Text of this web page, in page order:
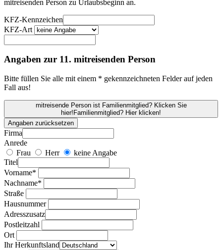
mitreisenden Person zu Urlaubsbeginn an.
KFZ-Kennzeichen
KFZ-Art
Angaben zur 11. mitreisenden Person
Bitte füllen Sie alle mit einem * gekennzeichneten Felder auf jeden
Fall aus!
mitreisende Person ist Familienmitglied? Klicken Sie
hier! Familienmitglied? Hier klicken!
Angaben zurücksetzen
Firma
Anrede
Frau
Herr
keine Angabe
Titel
Vorname*
Nachname*
Straße
Hausnummer
Adresszusatz
Postleitzahl
Ort
Ihr Herkunftsland